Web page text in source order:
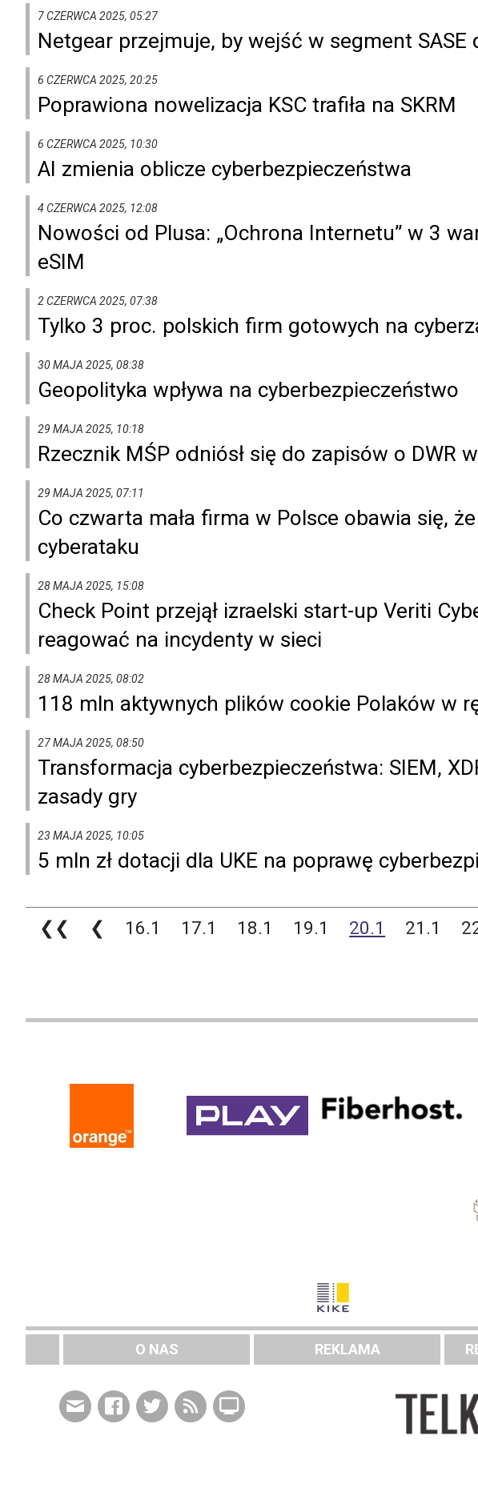
7 CZERWCA 2025, 05:27
Netgear przejmuje, by wejść w segment SASE
6 CZERWCA 2025, 20:25
Poprawiona nowelizacja KSC trafiła na SKRM
6 CZERWCA 2025, 10:30
AI zmienia oblicze cyberbezpieczeństwa
4 CZERWCA 2025, 12:08
Nowości od Plusa: „Ochrona Internetu” w 3
eSIM
2 CZERWCA 2025, 07:38
Tylko 3 proc. polskich firm gotowych na
30 MAJA 2025, 08:38
Geopolityka wpływa na cyberbezpieczeństwo
29 MAJA 2025, 10:18
Rzecznik MŚP odniósł się do zapisów o DWR
29 MAJA 2025, 07:11
Co czwarta mała firma w Polsce obawia się,
cyberataku
28 MAJA 2025, 15:08
Check Point przejął izraelski start-up Veriti
reagować na incydenty w sieci
28 MAJA 2025, 08:02
118 mln aktywnych plików cookie Polaków w
27 MAJA 2025, 08:50
Transformacja cyberbezpieczeństwa: SIEM,
zasady gry
23 MAJA 2025, 10:05
5 mln zł dotacji dla UKE na poprawę
❮❮ ❮ 16.1 17.1 18.1 19.1 20.1 21.1
O NAS REKLAMA